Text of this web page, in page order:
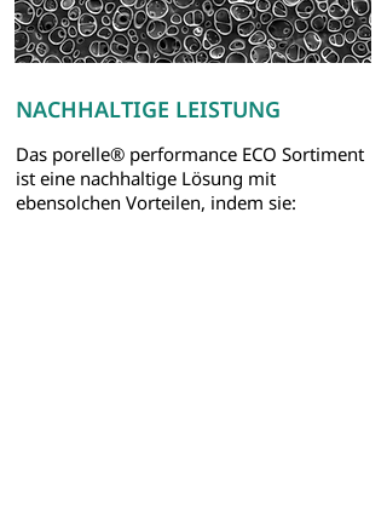
NACHHALTIGE LEISTUNG
Das porelle® performance ECO Sortiment
ist eine nachhaltige Lösung mit
ebensolchen Vorteilen, indem sie: